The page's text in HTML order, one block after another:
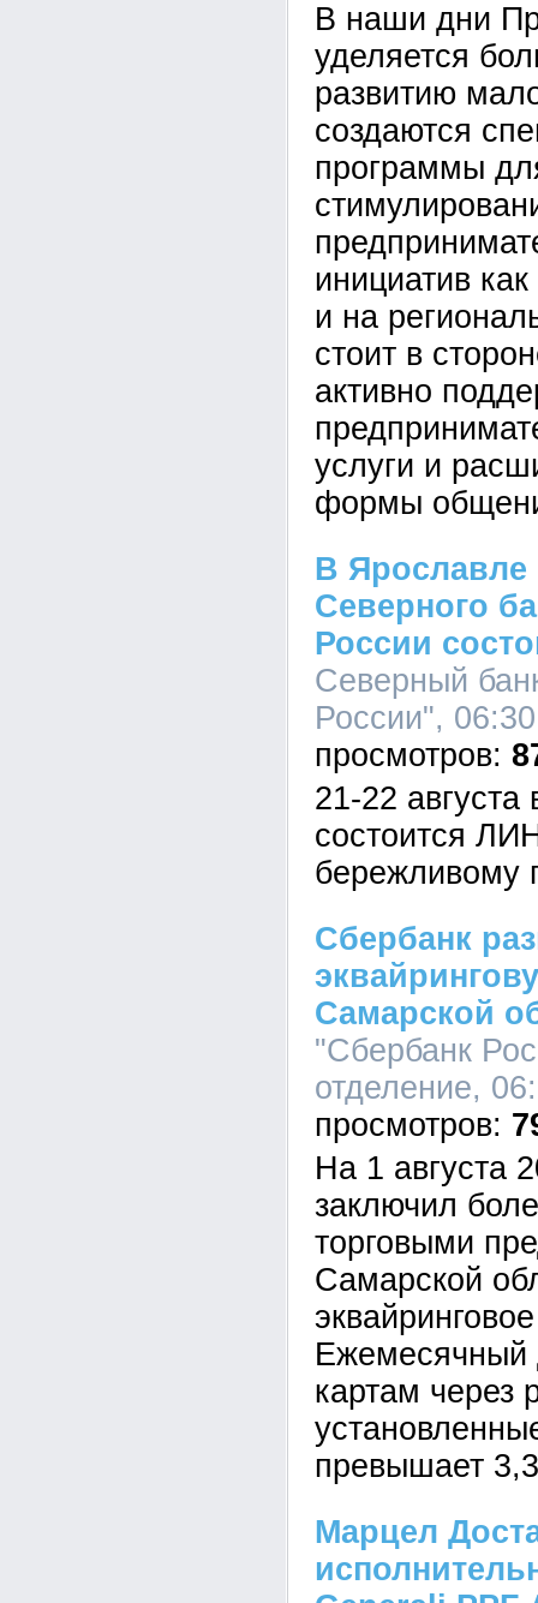
В наши дни
уделяется
развитию
создаются
программы
инициатив
и на
стоит в
активно
услуги и
формы
В Ярославле
Северного
России
Северный
России",
21-22
состоится
бережливому
Сбербанк
Самарской
"Сбербанк
отделение,
На 1 августа
заключил
торговыми
Самарской
Ежемесячный
картам через
превышает
Марцел